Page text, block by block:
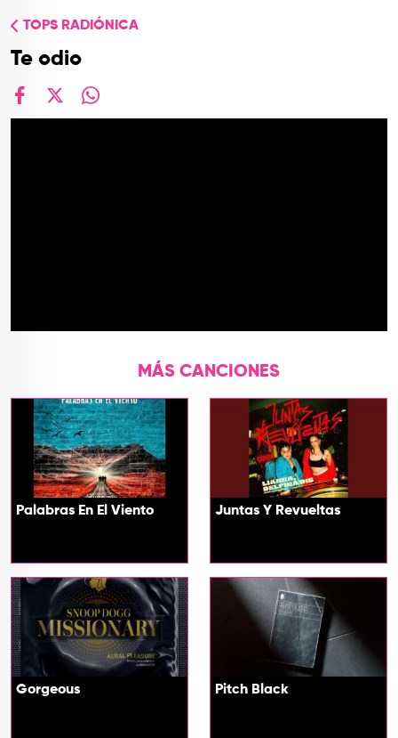
TOPS RADIÓNICA
Te odio
facebook
X whatsapp
MÁS CANCIONES
Palabras En El Viento Juntas Y Revueltas
Gorgeous Pitch Black